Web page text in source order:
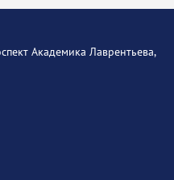
Академика Лаврентьева,